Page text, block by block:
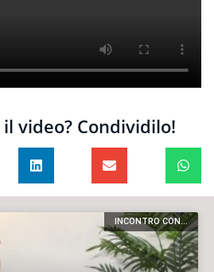
video? Condividilo!
INCONTRO CON...